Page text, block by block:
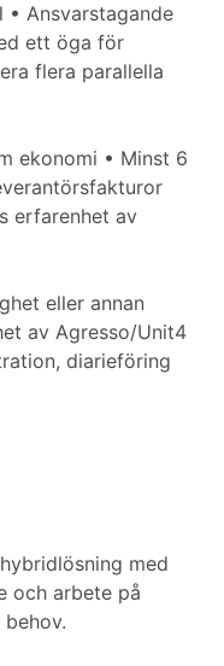
• Ansvarstagande
ett öga för
flera parallella
ekonomi • Minst 6
erfarenhet av
eller annan
av Agresso/Unit4
diarieföring
med
och arbete på